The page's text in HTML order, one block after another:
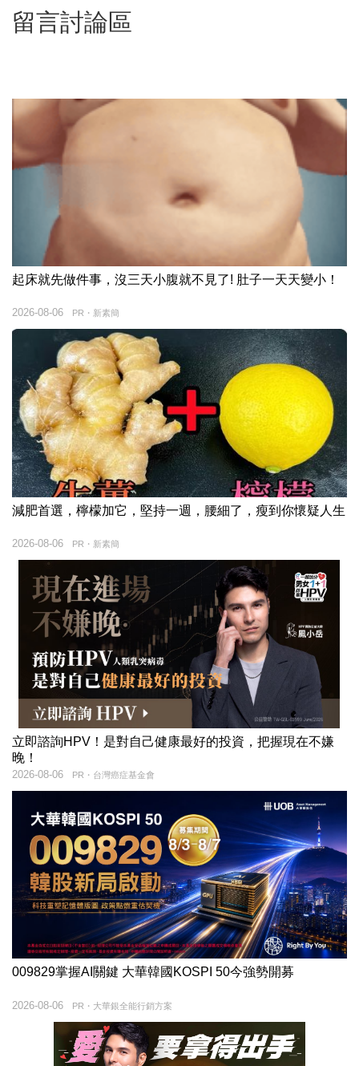
留言討論區
起床就先做件事，沒三天小腹就不見了! 肚子一天天變小！
PR・新素簡
2026-08-06
減肥首選，檸檬加它，堅持一週，腰細了，瘦到你懷疑人生
PR・新素簡
2026-08-06
立即諮詢HPV！是對自己健康最好的投資，把握現在不嫌
晚！
PR・台灣癌症基金會
2026-08-06
009829掌握AI關鍵 大華韓國KOSPI 50今強勢開募
PR・大華銀全能行銷方案
2026-08-06